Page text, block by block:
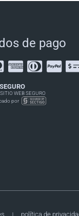
de pago
WEB SEGURO
por
política de